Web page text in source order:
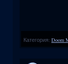
Категория: Doom